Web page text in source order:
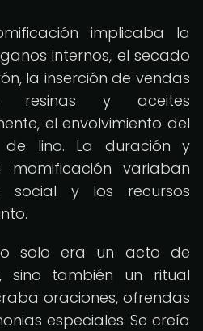
implicaba la
internos, el secado
la inserción de vendas
resinas y aceites
el envolvimiento del
lino. La duración y
variaban
social y los recursos
solo era un acto de
sino también un ritual
oraciones, ofrendas
especiales. Se creía